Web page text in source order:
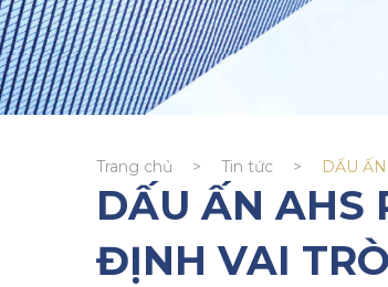
Trang chủ > Tin tức > DẤU
DẤU ẤN AHS
ĐỊNH VAI